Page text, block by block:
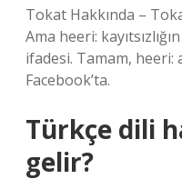
Tokat Hakkında –
Ama heeri:
ifadesi. Tamam, heeri:
Facebook’ta.
Türkçe dili
gelir?